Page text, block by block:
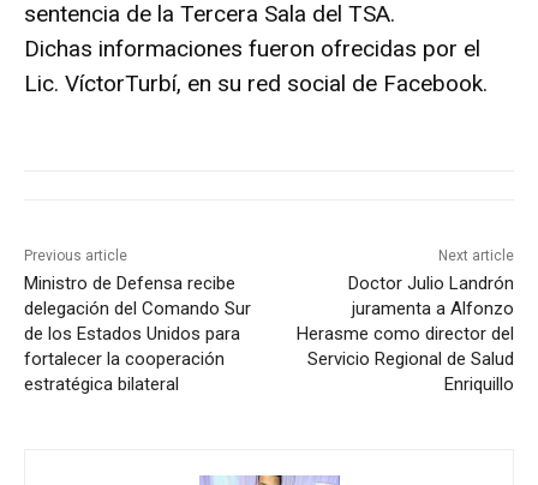
sentencia de la Tercera Sala del TSA.
Dichas informaciones fueron ofrecidas por el
Lic. VíctorTurbí, en su red social de Facebook.
Previous article
Ministro de Defensa recibe
delegación del Comando Sur
de los Estados Unidos para
fortalecer la cooperación
estratégica bilateral
Next article
Doctor Julio Landrón
juramenta a Alfonzo
Herasme como director del
Servicio Regional de Salud
Enriquillo